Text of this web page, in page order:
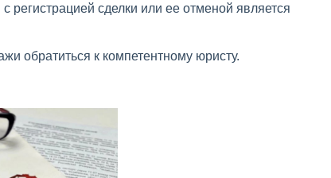
регистрацией сделки или ее отменой является
обратиться к компетентному юристу.